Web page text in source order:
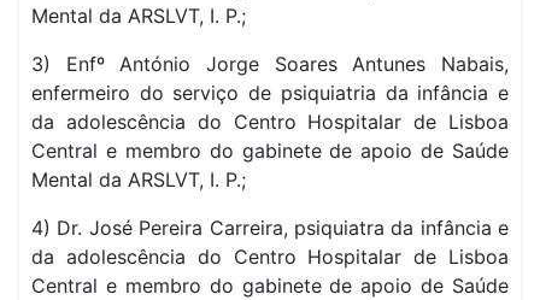
Mental da ARSLVT, I. P.;
3) Enfº António Jorge Soares Antunes Nabais,
enfermeiro do serviço de psiquiatria da infância e
da adolescência do Centro Hospitalar de Lisboa
Central e membro do gabinete de apoio de Saúde
Mental da ARSLVT, I. P.;
4) Dr. José Pereira Carreira, psiquiatra da infância e
da adolescência do Centro Hospitalar de Lisboa
Central e membro do gabinete de apoio de Saúde